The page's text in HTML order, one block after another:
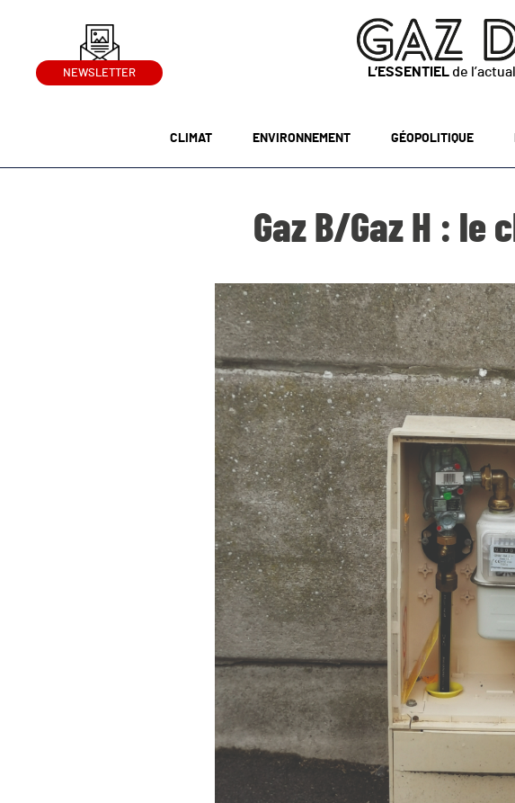
NEWSLETTER L’ESSENTIEL de
CLIMAT ENVIRONNEMENT GÉOPOLITIQUE
Gaz B/Gaz H : le